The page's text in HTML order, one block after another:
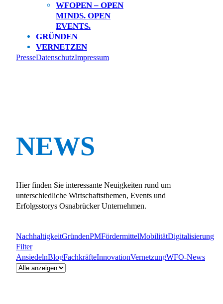
WFOPEN – OPEN
MINDS. OPEN
EVENTS.
GRÜNDEN
VERNETZEN
PresseDatenschutzImpressum
NEWS
Hier finden Sie interessante Neuigkeiten rund um
unterschiedliche Wirtschaftsthemen, Events und
Erfolgsstorys Osnabrücker Unternehmen.
NachhaltigkeitGründenPMFördermittelMobilitätDigitalisierung
Filter
AnsiedelnBlogFachkräfteInnovationVernetzungWFO-News